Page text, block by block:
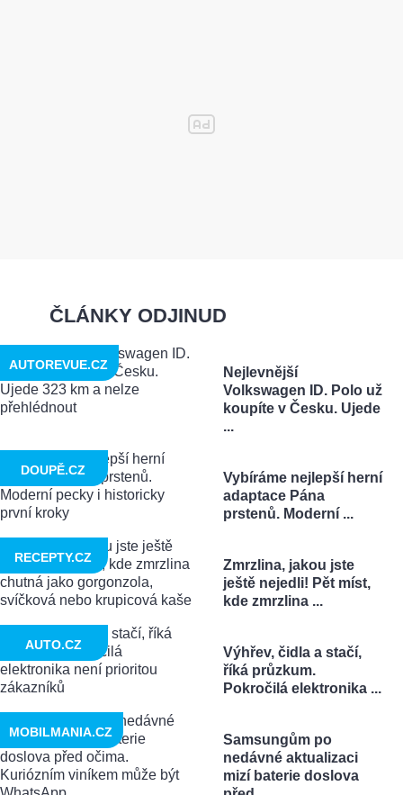
ČLÁNKY ODJINUD
Nejlevnější
Volkswagen ID. Polo už
koupíte v Česku. Ujede
...
AUTOREVUE.CZ
Vybíráme nejlepší herní
adaptace Pána
prstenů. Moderní ...
DOUPĚ.CZ
Zmrzlina, jakou jste
ještě nejedli! Pět míst,
kde zmrzlina ...
RECEPTY.CZ
Výhřev, čidla a stačí,
říká průzkum.
Pokročilá elektronika ...
AUTO.CZ
Samsungům po
nedávné aktualizaci
mizí baterie doslova
MOBILMANIA.CZ